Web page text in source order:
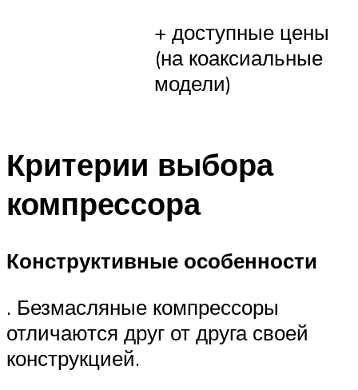
+ доступные цены
(на коаксиальные
модели)
Критерии выбора
компрессора
Конструктивные особенности
. Безмасляные компрессоры
отличаются друг от друга своей
конструкцией.